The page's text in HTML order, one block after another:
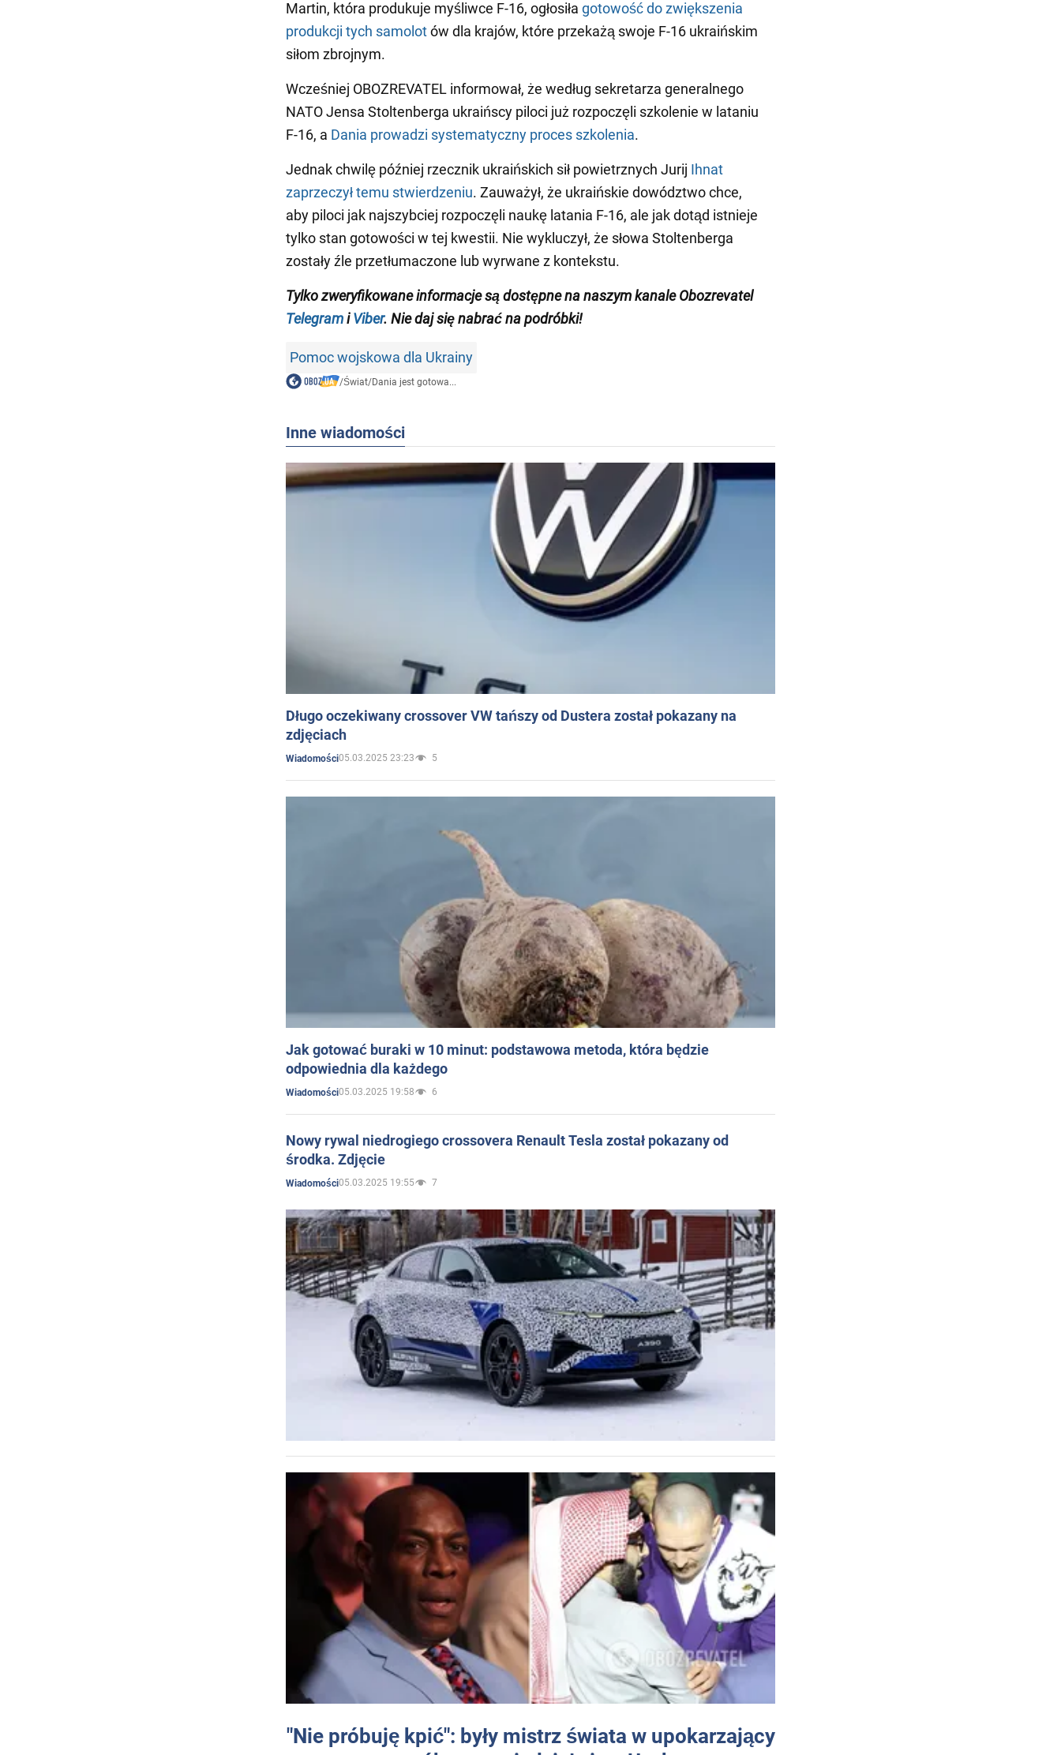
Martin, która produkuje myśliwce F-16, ogłosiła gotowość do zwiększenia
produkcji tych samolotów dla krajów, które przekażą swoje F-16 ukraińskim
siłom zbrojnym.
Wcześniej OBOZREVATEL informował, że według sekretarza generalnego
NATO Jensa Stoltenberga ukraińscy piloci już rozpoczęli szkolenie w lataniu
F-16, a Dania prowadzi systematyczny proces szkolenia.
Jednak chwilę później rzecznik ukraińskich sił powietrznych Jurij Ihnat
zaprzeczył temu stwierdzeniu. Zauważył, że ukraińskie dowództwo chce,
aby piloci jak najszybciej rozpoczęli naukę latania F-16, ale jak dotąd istnieje
tylko stan gotowości w tej kwestii. Nie wykluczył, że słowa Stoltenberga
zostały źle przetłumaczone lub wyrwane z kontekstu.
Tylko zweryfikowane informacje są dostępne na naszym kanale Obozrevatel
TelegramiViber. Nie daj się nabrać na podróbki!
Pomoc wojskowa dla Ukrainy
/Świat/Dania jest gotowa...
Inne wiadomości
Długo oczekiwany crossover VW tańszy od Dustera został pokazany na
zdjęciach
Wiadomości05.03.2025 23:23 5
Jak gotować buraki w 10 minut: podstawowa metoda, która będzie
odpowiednia dla każdego
Wiadomości05.03.2025 19:58 6
Nowy rywal niedrogiego crossovera Renault Tesla został pokazany od
środka. Zdjęcie
Wiadomości05.03.2025 19:55 7
"Nie próbuję kpić": były mistrz świata w upokarzający